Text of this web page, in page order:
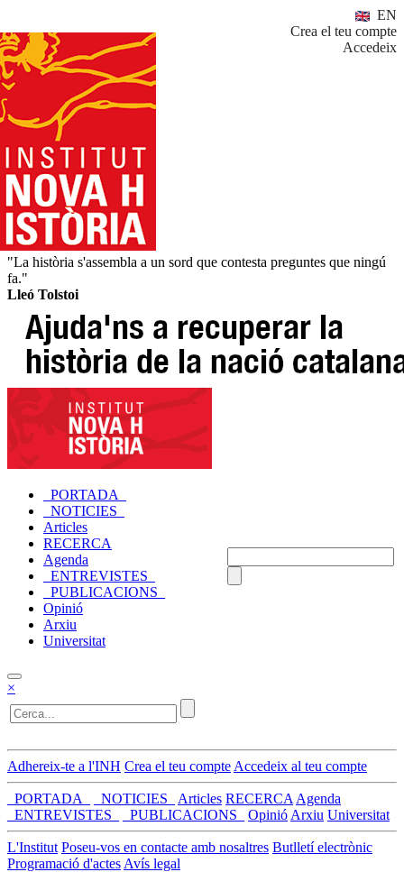
EN
Crea el teu compte
Accedeix
"La història s'assembla a un sord que contesta preguntes que ningú
fa."
Lleó Tolstoi
_PORTADA_
_NOTICIES_
Articles
RECERCA
Agenda
_ENTREVISTES_
_PUBLICACIONS_
Opinió
Arxiu
Universitat
×
Adhereix-te a l'INH Crea el teu compte Accedeix al teu compte
_PORTADA_ _NOTICIES_ Articles RECERCA Agenda
_ENTREVISTES_
_PUBLICACIONS_ Opinió Arxiu Universitat
L'Institut Poseu-vos en contacte amb nosaltres Butlletí electrònic
Programació d'actes Avís legal